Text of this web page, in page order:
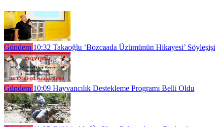
Gündem 10:32 Takaoğlu ‘Bozcaada Üzümünün Hikayesi’ Söyleşişi
Gündem 10:09 Hayvancılık Destekleme Programı Belli Oldu